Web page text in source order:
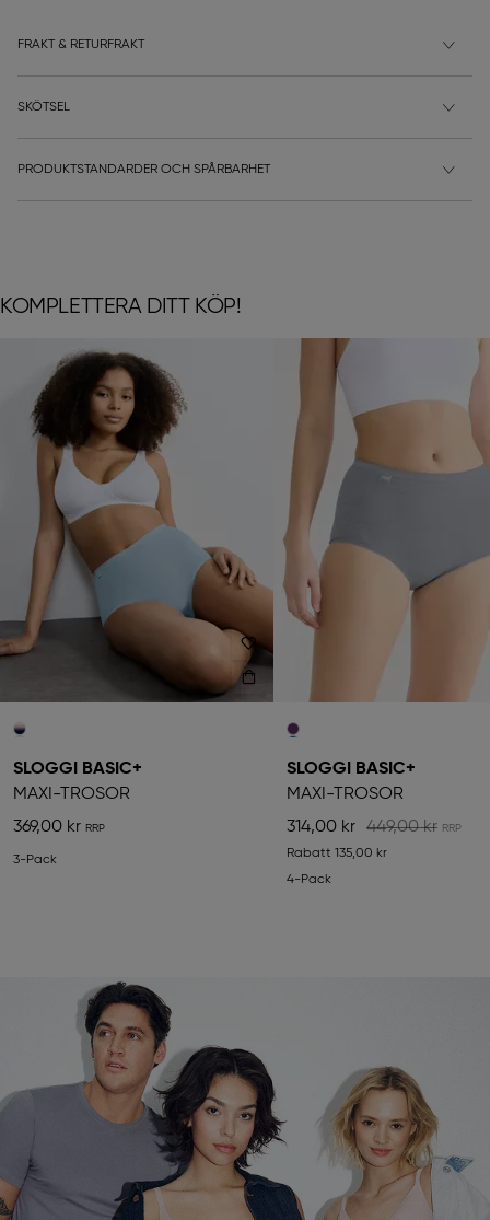
FRAKT & RETURFRAKT
SKÖTSEL
PRODUKTSTANDARDER OCH SPÅRBARHET
KOMPLETTERA DITT KÖP!
SLOGGI BASIC+
MAXI-TROSOR
369,00 kr
3-Pack
SLOGGI BASIC+
MAXI-TROSOR
314,00 kr
449,00 kr
Rabatt 135,00 kr
4-Pack